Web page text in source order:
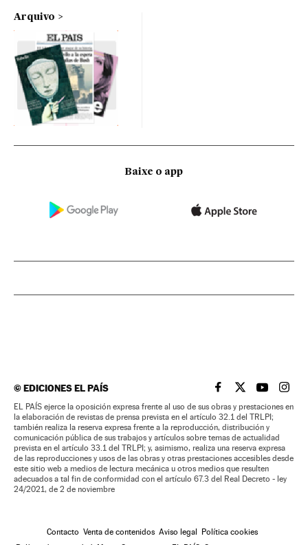
Arquivo
Baixe o app
©EDICIONES EL PAÍS EL PAÍS BRASIL EN
EL PAÍSEL PAÍS
EL
EL PAÍS ejerce la oposición expresa frente al uso de sus obras y prestaciones en
la elaboración de revistas de prensa prevista en el artículo 32.1 del TRLPI;
también realiza la reserva expresa frente a la reproducción, distribución y
comunicación pública de sus trabajos y artículos sobre temas de actualidad
prevista en el artículo 33.1 del TRLPI; y, asimismo, realiza una reserva expresa
de las reproducciones y usos de las obras y otras prestaciones accesibles desde
este sitio web a medios de lectura mecánica u otros medios que resulten
adecuados a tal fin de conformidad con el artículo 67.3 del Real Decreto - ley
24/2021, de 2 de noviembre
Contacto Venta de contenidos Aviso legal Política cookies